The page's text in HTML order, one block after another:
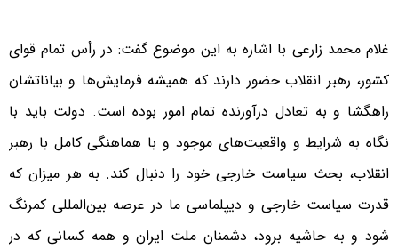
غلام محمد زارعی ‌‌با اشاره به این موضوع گفت: در رأس تمام قوای
کشور، رهبر انقلاب حضور دارند که همیشه فرمایش‌ها و بیاناتشان
راهگشا و به تعادل درآورنده تمام امور بوده است. دولت باید با
نگاه به شرایط و واقعیت‌های موجود و با هماهنگی کامل با رهبر
انقلاب، بحث سیاست خارجی خود را دنبال کند. به هر میزان که
قدرت سیاست خارجی و دیپلماسی ما در عرصه بین‌المللی کمرنگ
شود و به حاشیه برود، دشمنان ملت ایران و همه کسانی که در